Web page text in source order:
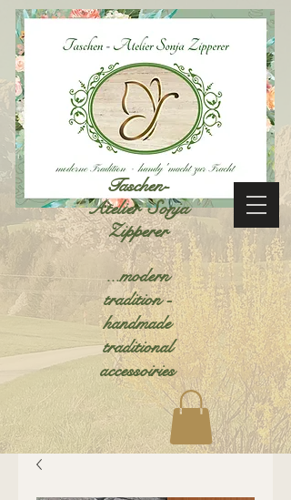
Taschen-
Atelier Sonja
Zipperer
...modern
tradition -
handmade
traditional
accessoiries